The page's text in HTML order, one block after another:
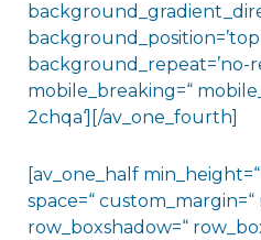
background_position=’top
background_repeat=’no-
mobile_breaking=“
2chqa‘][/av_one_fourth]
[av_one_half
space=“ custom_margin=“
row_boxshadow=“